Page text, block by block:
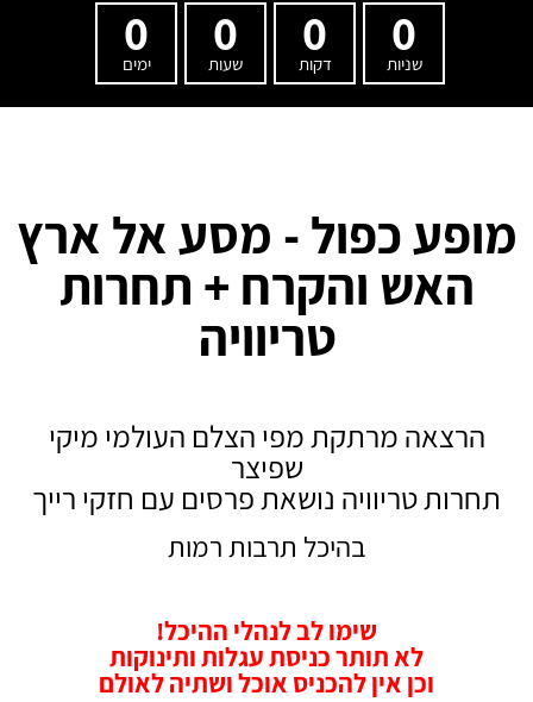
0
שניות
0
דקות
0
שעות
0
ימים
מופע כפול - מסע אל ארץ
האש והקרח + תחרות
טריוויה
הרצאה מרתקת מפי הצלם העולמי מיקי
שפיצר
תחרות טריוויה נושאת פרסים עם חזקי רייך
בהיכל תרבות רמות
שימו לב לנהלי ההיכל!
לא תותר כניסת עגלות ותינוקות
וכן אין להכניס אוכל ושתיה לאולם